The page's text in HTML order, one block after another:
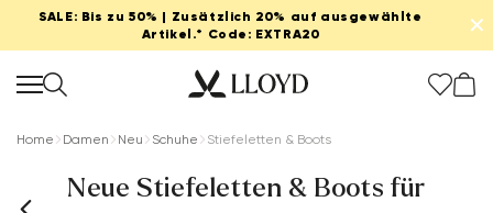
SALE: Bis zu 50% | Zusätzlich 20% auf ausgewählte
Artikel.* Code: EXTRA20
✕
Home Damen Neu Schuhe Stiefeletten & Boots
Neue Stiefeletten & Boots für